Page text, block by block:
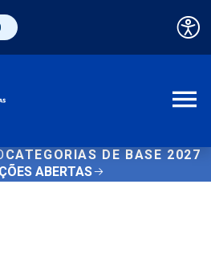
CATEGORIAS DE BASE 2027
ABERTAS